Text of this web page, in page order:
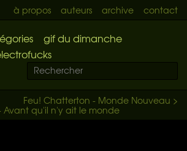
à propos auteurs archive contact
gif du dimanche
Feu! Chatterton - Monde Nouveau >
Avant qu'il n'y ait le monde